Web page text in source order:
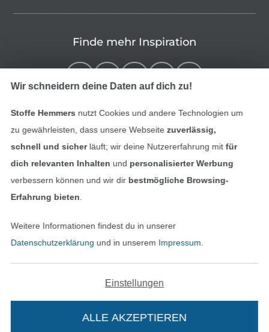
Alle Preise inkl. der gesetzl. MwSt.
Die durchgestrichenen Preise entsprechen dem
Finde mehr Inspiration
Wir schneidern deine Daten auf dich zu!
Stoffe Hemmers nutzt Cookies und andere Technologien um
zu gewährleisten, dass unsere Webseite zuverlässig,
schnell und sicherläuft; wir deine Nutzererfahrung mitfür
dich relevanten Inhalten und personalisierter Werbung
verbessern können und wir dir bestmögliche Browsing-
Erfahrung bieten
Weitere Informationen findest du in unserer
Datenschutzerklärung und in unserem Impressum
Einstellungen
ALLE AKZEPTIEREN